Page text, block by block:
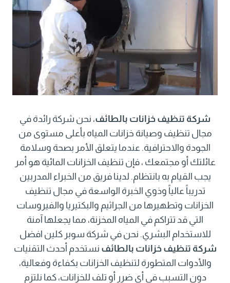
شركة تنظيف خزانات بالطائف، نحن شركة رائدة في
مجال تنظيف وصيانة خزانات المياه بأعلى مستوى من
الجودة والاحترافية. عندما يتعلق الأمر بصحة وسلامة
عائلتك أو مجتمعك ، فإن تنظيف الخزانات المائية هو أمر
يجب القيام به بانتظام. لدينا فريق من الخبراء المدربين
تدريباً عالياً وذوي الخبرة الواسعة في مجال تنظيف
الخزانات وتطهيرها من الجراثيم والبكتيريا والفيروسات
التي قد تتراكم في المياه المخزنة، مما يجعلها آمنة
للاستخدام البشري. نحن في شركة سوبر كلين افضل
شركة تنظيف خزانات بالطائف نستخدم أحدث التقنيات
والأدوات المتطورة لتنظيف الخزانات بكفاءة وفعالية،
دون التسبب في أي ضرر أو تلف للخزانات، كما نلتزم